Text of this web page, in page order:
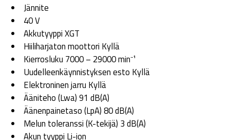
Jännite
40 V
Akkutyyppi XGT
Hiiliharjaton moottori Kyllä
Kierrosluku 7000 – 29000 min⁻¹
Uudelleenkäynnistyksen esto Kyllä
Elektroninen jarru Kyllä
Ääniteho (Lwa) 91 dB(A)
Äänenpainetaso (LpA) 80 dB(A)
Melun toleranssi (K-tekijä) 3 dB(A)
Akun tyyppi Li-ion